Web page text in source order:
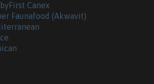
Canex
Faunafood (Akwavit)